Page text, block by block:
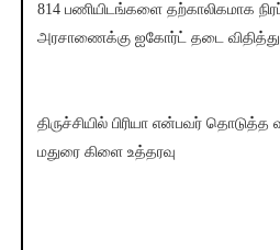
814 பணியிடங்களை தற்காலிகமாக
அரசாணைக்கு ஐகோர்ட் தடை
திருச்சியில் பிரியா என்பவர்
மதுரை கிளை உத்தரவு